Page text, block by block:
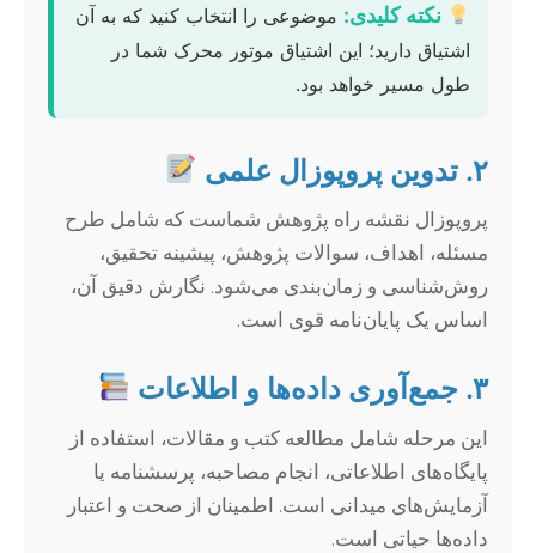
نکته کلیدی: موضوعی را انتخاب کنید که به آن
اشتیاق دارید؛ این اشتیاق موتور محرک شما در
طول مسیر خواهد بود.
۲. تدوین پروپوزال علمی
پروپوزال نقشه راه پژوهش شماست که شامل طرح
مسئله، اهداف، سوالات پژوهش، پیشینه تحقیق،
روش‌شناسی و زمان‌بندی می‌شود. نگارش دقیق آن،
اساس یک پایان‌نامه قوی است.
۳. جمع‌آوری داده‌ها و اطلاعات
این مرحله شامل مطالعه کتب و مقالات، استفاده از
پایگاه‌های اطلاعاتی، انجام مصاحبه، پرسشنامه یا
آزمایش‌های میدانی است. اطمینان از صحت و اعتبار
داده‌ها حیاتی است.